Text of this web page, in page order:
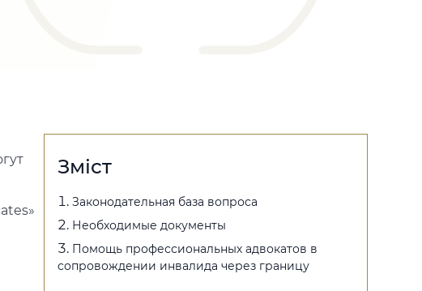
Зміст
Законодательная база вопроса
Необходимые документы
Помощь профессиональных адвокатов в
сопровождении инвалида через границу